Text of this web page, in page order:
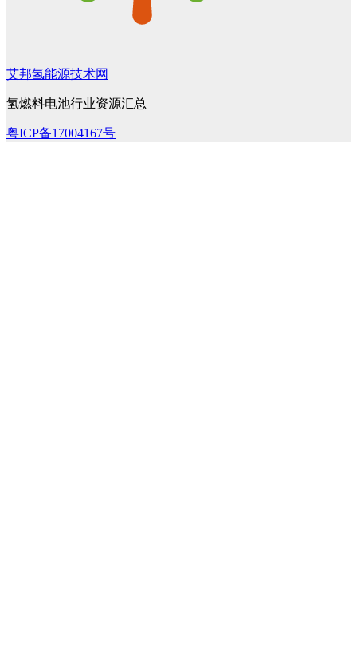
艾邦氢能源技术网
氢燃料电池行业资源汇总
粤ICP备17004167号